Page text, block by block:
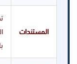
المستندات